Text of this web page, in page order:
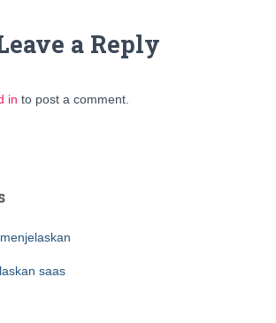
a Reply
in to post a comment.
saas